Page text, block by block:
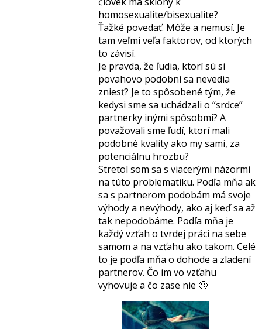
homosexualite/bisexualite?
Ťažké povedať. Môže a nemusí. Je
tam veľmi veľa faktorov, od ktorých
to závisí.
Je pravda, že ľudia, ktorí sú si
povahovo podobní sa nevedia
zniesť? Je to spôsobené tým, že
kedysi sme sa uchádzali o “srdce”
partnerky inými spôsobmi? A
považovali sme ľudí, ktorí mali
podobné kvality ako my sami, za
potenciálnu hrozbu?
Stretol som sa s viacerými názormi
na túto problematiku. Podľa mňa ak
sa s partnerom podobám má svoje
výhody a nevýhody, ako aj keď sa až
tak nepodobáme. Podľa mňa je
každý vzťah o tvrdej práci na sebe
samom a na vzťahu ako takom. Celé
to je podľa mňa o dohode a zladení
partnerov. Čo im vo vzťahu
vyhovuje a čo zase nie 🙂